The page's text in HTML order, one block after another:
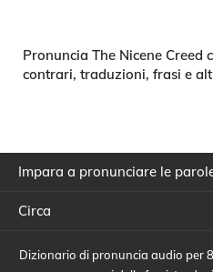
Pronuncia The Nicene Creed
contrari, traduzioni, frasi e
Impara a pronunciare le
Circa
Dizionario di pronuncia audio per